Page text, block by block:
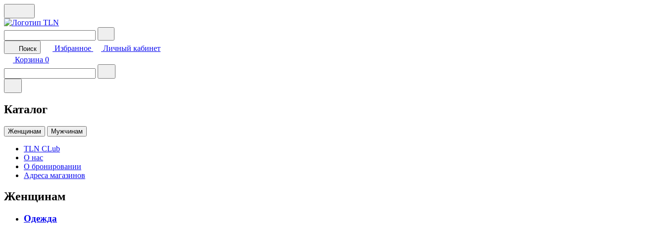
Поиск Избранное
Личный кабинет
Корзина 0
Каталог
Женщинам Мужчинам
TLN CLub
О нас
О бронировании
Адреса магазинов
Женщинам
Одежда